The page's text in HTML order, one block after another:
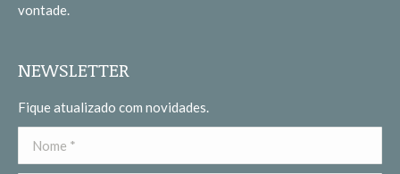
vontade.
NEWSLETTER
Fique atualizado com novidades.
Nome *